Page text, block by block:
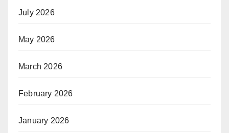
July 2026
May 2026
March 2026
February 2026
January 2026